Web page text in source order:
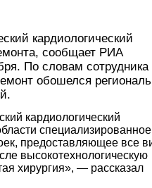
кардиологический
сообщает РИА
По словам сотрудника
обошелся
кардиологический
специализированное
предоставляющее все
высокотехнологическую
хирургия», — рассказал